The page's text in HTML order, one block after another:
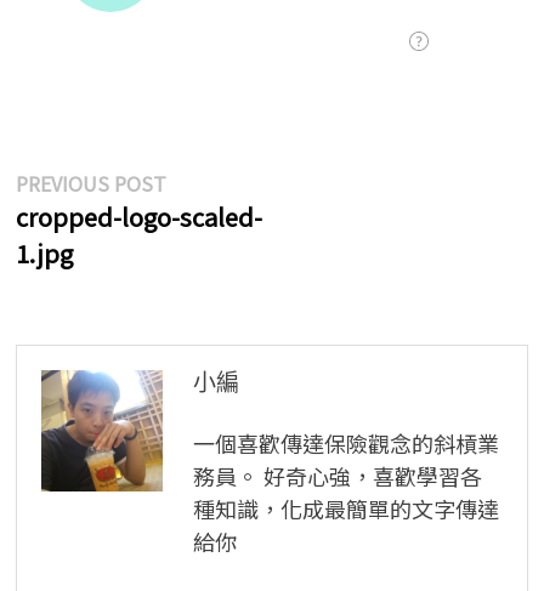
文
章
導
PREVIOUS POSTPrevious
post:
cropped-logo-scaled-
1.jpg
小編
一個喜歡傳達保險觀念的斜槓業
務員。 好奇心強，喜歡學習各
種知識，化成最簡單的文字傳達
給你